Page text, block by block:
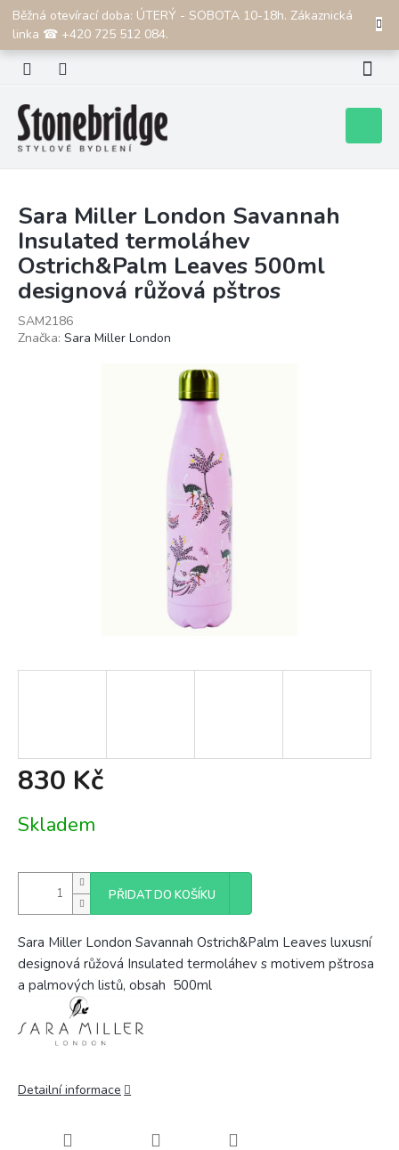
Přejít
obsah
Běžná otevírací doba: ÚTERÝ - SOBOTA 10-18h. Zákaznická
linka ☎ +420 725 512 084.
CZK
košík
Sara Miller London Savannah
Insulated termoláhev
Ostrich&Palm Leaves 500ml
designová růžová pštros
SAM2186
Značka: Sara Miller London
830 Kč
cena:
Skladem
PŘIDAT DO KOŠÍKU
Sara Miller London Savannah Ostrich&Palm Leaves luxusní
designová růžová Insulated termoláhev s motivem pštrosa
a palmových listů, obsah 500ml
Detailní informace